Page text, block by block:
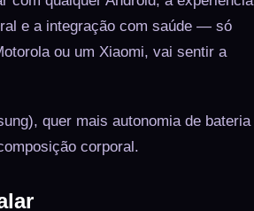
e a integração com saúde — só
ou um Xiaomi, vai sentir a
quer mais autonomia de bateria
corporal.